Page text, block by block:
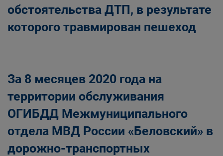
обстоятельства ДТП, в результате
которого травмирован пешеход
За 8 месяцев 2020 года на
территории обслуживания
ОГИБДД Межмуниципального
отдела МВД России «Беловский» в
дорожно-транспортных